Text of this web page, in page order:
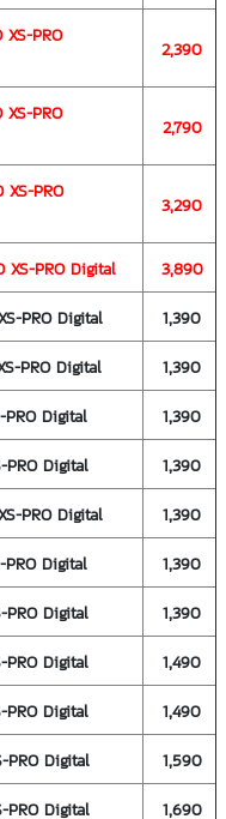
PRO
2,390
PRO
2,790
PRO
3,290
XS-PRO Digital
3,890
PRO Digital
1,390
PRO Digital
1,390
Digital
1,390
PRO Digital
1,390
PRO Digital
1,390
Digital
1,390
PRO Digital
1,390
PRO Digital
1,490
PRO Digital
1,490
PRO Digital
1,590
PRO Digital
1,690